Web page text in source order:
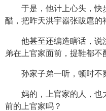
于是，他计上心头，快
醋，把昨天洪宇嚣张跋扈的
他甚至还编造瞎话，说
弟在上官家面前，提鞋都不
孙家子弟一听，顿时不
妈的，上官家的人，也
前的上官家吗？